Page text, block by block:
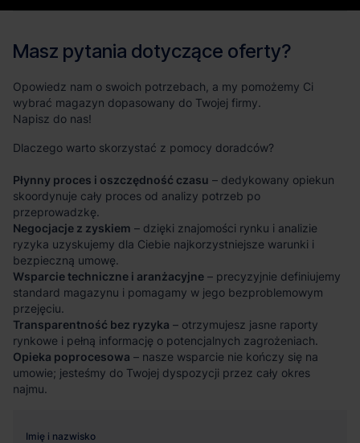
Masz pytania dotyczące oferty?
Opowiedz nam o swoich potrzebach, a my pomożemy Ci
wybrać magazyn dopasowany do Twojej firmy.
Napisz do nas!
Dlaczego warto skorzystać z pomocy doradców?
Płynny proces i oszczędność czasu – dedykowany opiekun
skoordynuje cały proces od analizy potrzeb po
przeprowadzkę.
Negocjacje z zyskiem – dzięki znajomości rynku i analizie
ryzyka uzyskujemy dla Ciebie najkorzystniejsze warunki i
bezpieczną umowę.
Wsparcie techniczne i aranżacyjne – precyzyjnie definiujemy
standard magazynu i pomagamy w jego bezproblemowym
przejęciu.
Transparentność bez ryzyka – otrzymujesz jasne raporty
rynkowe i pełną informację o potencjalnych zagrożeniach.
Opieka poprocesowa – nasze wsparcie nie kończy się na
umowie; jesteśmy do Twojej dyspozycji przez cały okres
najmu.
Imię i nazwisko